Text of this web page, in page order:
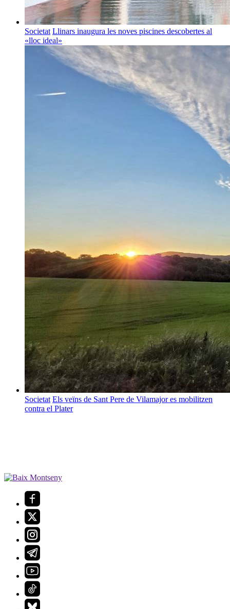
Societat Llinars inaugura les noves piscines descobertes al
«lloc ideal»
Societat Els veïns de Sant Pere de Vilamajor es mobilitzen
contra el Plater